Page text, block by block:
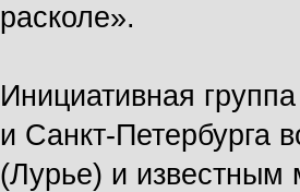
расколе».
Инициативная
и Санкт-Петербурга
(Лурье) и известным